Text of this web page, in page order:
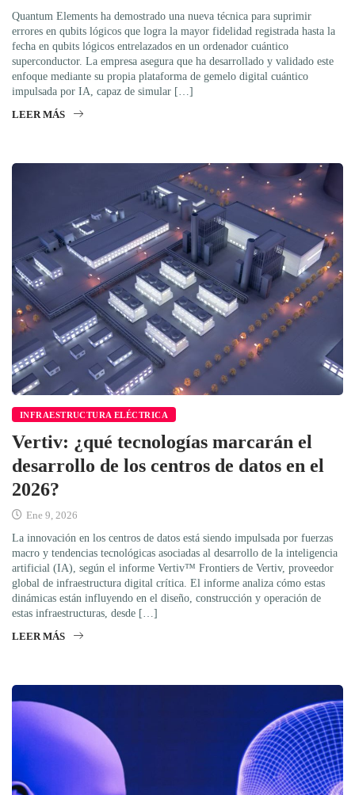
Quantum Elements ha demostrado una nueva técnica para suprimir
errores en qubits lógicos que logra la mayor fidelidad registrada hasta la
fecha en qubits lógicos entrelazados en un ordenador cuántico
superconductor. La empresa asegura que ha desarrollado y validado este
enfoque mediante su propia plataforma de gemelo digital cuántico
impulsada por IA, capaz de simular […]
LEER MÁS
INFRAESTRUCTURA ELÉCTRICA
Vertiv: ¿qué tecnologías marcarán el
desarrollo de los centros de datos en el
2026?
Ene 9, 2026
La innovación en los centros de datos está siendo impulsada por fuerzas
macro y tendencias tecnológicas asociadas al desarrollo de la inteligencia
artificial (IA), según el informe Vertiv™ Frontiers de Vertiv, proveedor
global de infraestructura digital crítica. El informe analiza cómo estas
dinámicas están influyendo en el diseño, construcción y operación de
estas infraestructuras, desde […]
LEER MÁS